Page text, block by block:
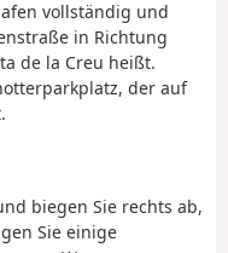
vollständig und
in Richtung
de la Creu heißt.
der auf
biegen Sie rechts ab,
Sie einige